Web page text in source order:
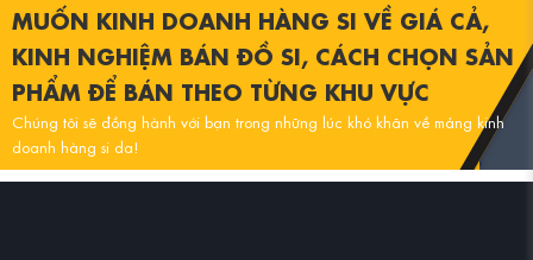
MUỐN KINH DOANH HÀNG SI VỀ GIÁ CẢ,
KINH NGHIỆM BÁN ĐỒ SI, CÁCH CHỌN SẢN
PHẨM ĐỂ BÁN THEO TỪNG KHU VỰC
Chúng tôi sẽ đồng hành với bạn trong những lúc khó khăn về mảng kinh
doanh hàng si da!
LIÊN HỆ CHÚNG TÔI